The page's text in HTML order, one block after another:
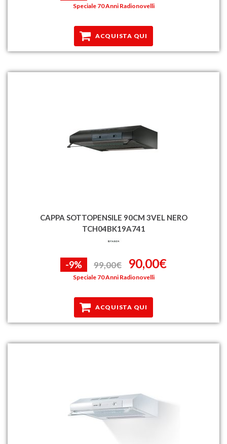
Speciale 70 Anni Radionovelli
ACQUISTA QUI
CAPPA SOTTOPENSILE 90CM 3VEL NERO
TCH04BK19A741
-9% 99,00€ 90,00€
Speciale 70 Anni Radionovelli
ACQUISTA QUI